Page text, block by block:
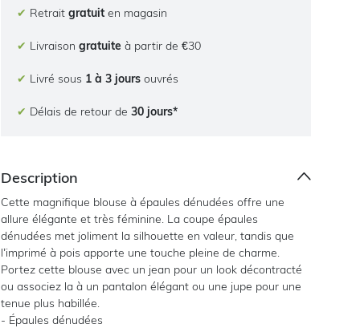
✔ Retraitgratuit en magasin
✔ Livraisongratuite à partir de €30
✔ Livré sous 1 à 3 jours ouvrés
✔ Délais de retour de30 jours*
Description
Cette magnifique blouse à épaules dénudées offre une
allure élégante et très féminine. La coupe épaules
dénudées met joliment la silhouette en valeur, tandis que
l’imprimé à pois apporte une touche pleine de charme.
Portez cette blouse avec un jean pour un look décontracté
ou associez la à un pantalon élégant ou une jupe pour une
tenue plus habillée.
- Épaules dénudées